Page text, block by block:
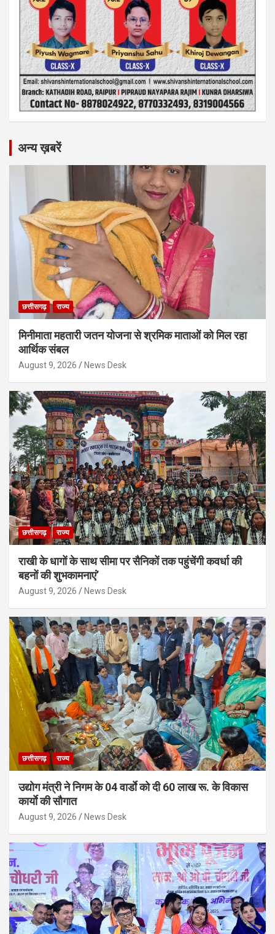
अन्य ख़बरें
छत्तीसगढ़ राज्य
मिनीमाता महतारी जतन योजना से श्रमिक माताओं को मिल रहा
आर्थिक संबल
August 9, 2026 News Desk
छत्तीसगढ़ राज्य
राखी के धागों के साथ सीमा पर सैनिकों तक पहुंचेंगी कवर्धा की
बहनों की शुभकामनाएं’
August 9, 2026 News Desk
छत्तीसगढ़ राज्य
उद्योग मंत्री ने निगम के 04 वार्डाे को दी 60 लाख रू. के विकास
कार्याे की सौगात
August 9, 2026 News Desk